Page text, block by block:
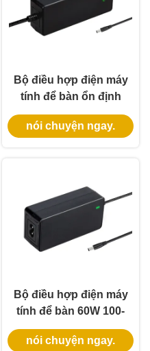
Bộ điều hợp điện máy
tính để bàn ổn định
cao 90W với đầu ra
9V-48V và bảo hành 3
nói chuyện ngay.
Bộ điều hợp điện máy
tính để bàn 60W 100-
240Vac với đầu ra
9V12V15V20V24V36V48V
nói chuyện ngay.